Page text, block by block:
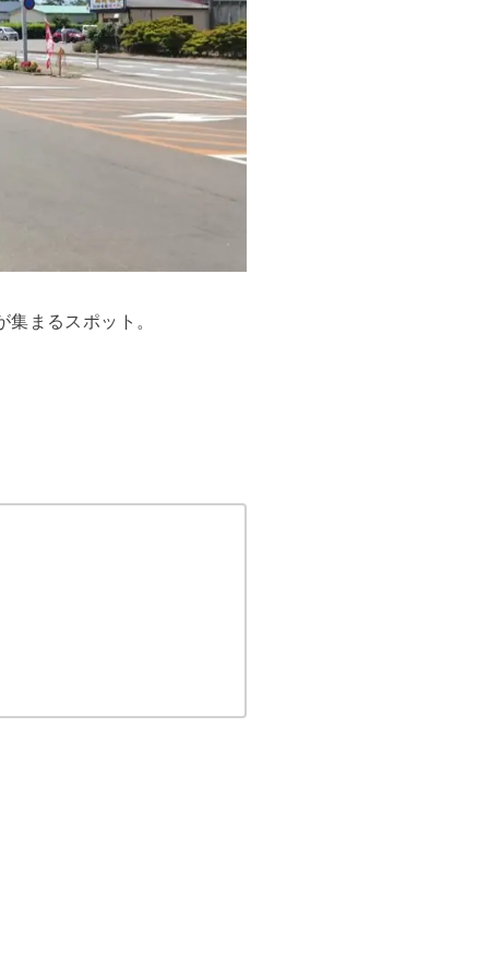
まるスポット。